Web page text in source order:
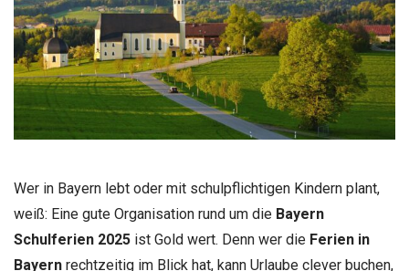
Wer in Bayern lebt oder mit schulpflichtigen Kindern plant,
weiß: Eine gute Organisation rund um die Bayern
Schulferien 2025 ist Gold wert. Denn wer die Ferien in
Bayern rechtzeitig im Blick hat, kann Urlaube clever buchen,